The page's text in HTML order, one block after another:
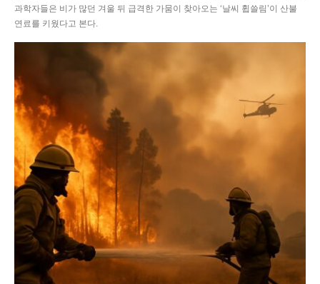
과학자들은 비가 많던 겨울 뒤 급격한 가뭄이 찾아오는 ‘날씨 휩쓸림’이 산불
연료를 키웠다고 본다.